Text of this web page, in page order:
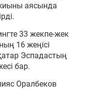
аясында
33 жекпе-жек
16 жеңісі
Эспадастың
бар.
Оралбеков